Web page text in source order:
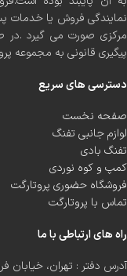
نمایندگی فروش یا خدمات
مرکزی صورت می گیرد
پیگیری قانونی به مجموعه
دسترسی های سریع
صفحه نخست
لوازم جانبی تفنگ
تفنگ بادی
کمپ و کوه نوردی
فروشگاه حضوری پروتارگت
تماس با پروتارگت
راه های ارتباطی با ما
آدرس دفتر : تهران، خیابان